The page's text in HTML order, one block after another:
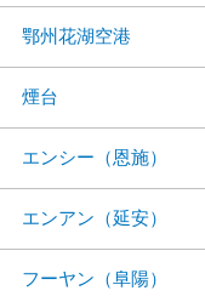
鄂州花湖空港
煙台
エンシー（恩施）
エンアン（延安）
フーヤン（阜陽）